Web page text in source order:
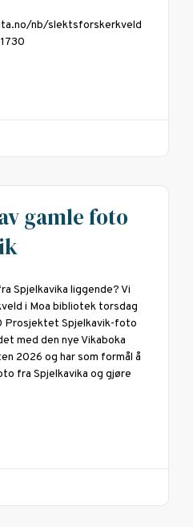
nb/slektsforskerkveld
gamle foto
Spjelkavika liggende? Vi
i Moa bibliotek torsdag
Prosjektet Spjelkavik-foto
med den nye Vikaboka
2026 og har som formål å
fra Spjelkavika og gjøre